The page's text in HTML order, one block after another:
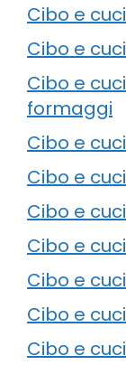
Cibo e
Cibo e
Cibo e
formaggi
Cibo e
Cibo e
Cibo e
Cibo e
Cibo e
Cibo e
Cibo e